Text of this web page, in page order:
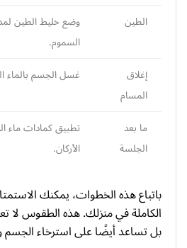
الطين
السموم.
إغلاق
المسام
غسل الجسم بالماء
ما بعد
الجلسة
تطبيق كمادات ماء
الأركان.
باتباع هذه الخطوات، يمكنك
الكاملة في منزلك. هذه الطقوس
بل تساعد أيضًا على استرخاء الجسم